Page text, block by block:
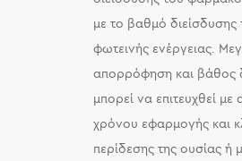
με το βαθμό διείσδυσης
φωτεινής ενέργειας.
απορρόφηση και βάθος
μπορεί να επιτευχθεί με
χρόνου εφαρμογής και
περίδεσης της ουσίας ή